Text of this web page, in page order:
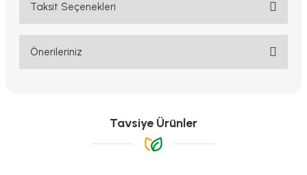
Bu ürüne ilk yorumu siz yapın!
Taksit Seçenekleri
Önerileriniz
Görüş ve önerileriniz için teşekkür ederiz.
Ürün resmi kalitesiz, bozuk veya görüntülenemiyor.
Tavsiye Ürünler